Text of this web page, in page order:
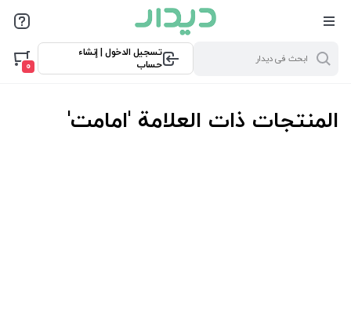
تسجيل الدخول | إنشاء
حساب
0
المنتجات ذات العلامة 'امامت'